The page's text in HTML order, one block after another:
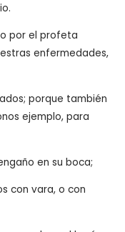
por el profeta
enfermedades,
porque también
ejemplo, para
en su boca;
con vara, o con